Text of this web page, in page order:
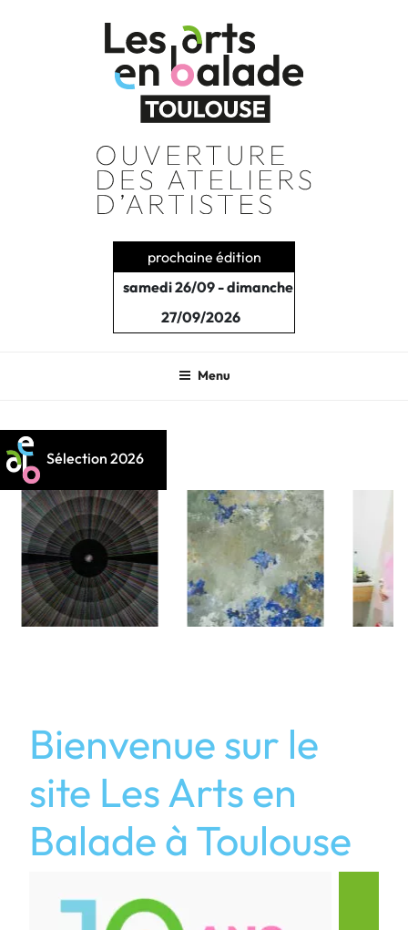
prochaine édition
samedi 26/09 - dimanche
27/09/2026
Menu
Sélection 2026
Bienvenue sur le
site Les Arts en
Balade à Toulouse